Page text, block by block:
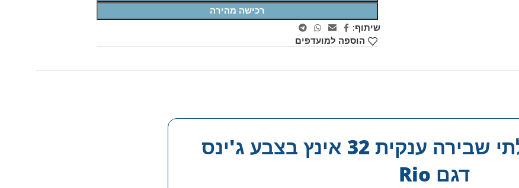
רכישה מהירה
שיתוף:
הוספה למועדפים
מזוודה קשיחה בלתי שבירה ענקית 32 אינץ בצבע ג'ינס
דגם Rio